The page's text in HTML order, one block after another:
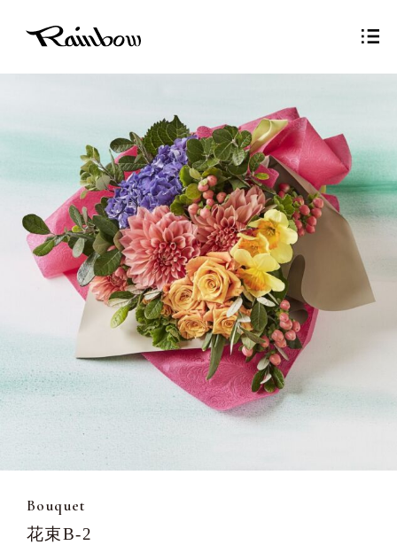
Bouquet
花束B-2
Copyright © Rainbow inc.,ltd all right reserved.
Sitemap Privacy Policy Contact